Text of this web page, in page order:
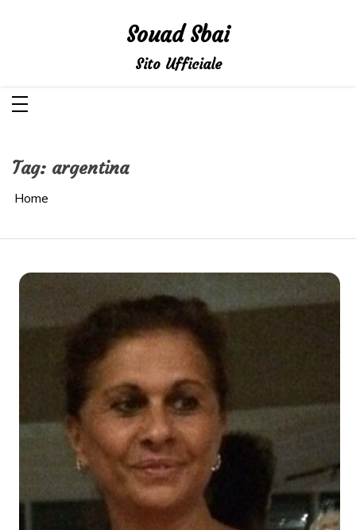
Souad Sbai
Sito Ufficiale
Tag: argentina
Home